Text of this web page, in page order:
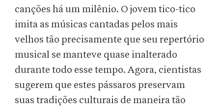
canções há um milênio. O jovem tico-tico
imita as músicas cantadas pelos mais
velhos tão precisamente que seu repertório
musical se manteve quase inalterado
durante todo esse tempo. Agora, cientistas
sugerem que estes pássaros preservam
suas tradições culturais de maneira tão